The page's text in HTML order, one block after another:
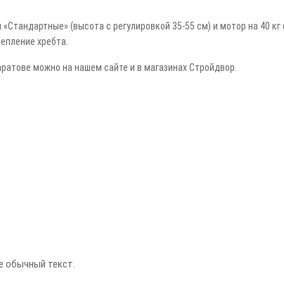
«Стандартные» (высота с регулировкой 35-55 см) и мотор на 40 кг
хребта.
можно на нашем сайте и в магазинах Стройдвор.
обычный текст.